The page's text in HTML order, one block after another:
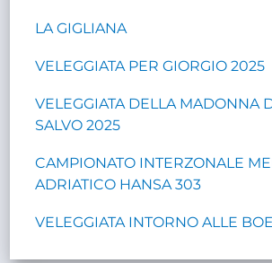
LA GIGLIANA
VELEGGIATA PER GIORGIO 2025
VELEGGIATA DELLA MADONNA
SALVO 2025
CAMPIONATO INTERZONALE
ADRIATICO HANSA 303
VELEGGIATA INTORNO ALLE